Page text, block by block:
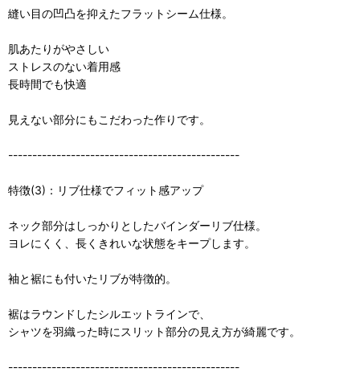
縫い目の凹凸を抑えたフラットシーム仕様。
肌あたりがやさしい
ストレスのない着用感
長時間でも快適
見えない部分にもこだわった作りです。
------------------------------------------------
特徴(3)：リブ仕様でフィット感アップ
ネック部分はしっかりとしたバインダーリブ仕様。
ヨレにくく、長くきれいな状態をキープします。
袖と裾にも付いたリブが特徴的。
裾はラウンドしたシルエットラインで、
シャツを羽織った時にスリット部分の見え方が綺麗です。
------------------------------------------------